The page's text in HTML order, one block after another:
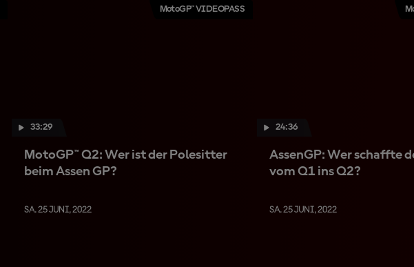
33:29
MotoGP™ VIDEOPASS
MotoGP™ Q2: Wer ist der Polesitter
beim Assen GP?
SA. 25 JUNI, 2022
24:36
AssenGP: Wer schaffte
vom Q1 ins Q2?
SA. 25 JUNI, 2022